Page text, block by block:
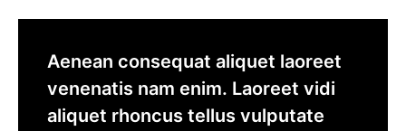
Aenean consequat aliquet laoreet
venenatis nam enim. Laoreet vidi
aliquet rhoncus tellus vulputate